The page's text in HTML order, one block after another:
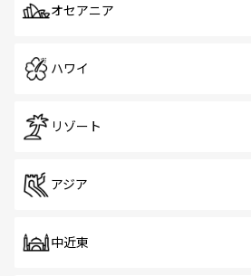
オセアニア
ハワイ
リゾート
アジア
中近東